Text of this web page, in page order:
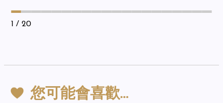
1 / 20
您可能會喜歡…